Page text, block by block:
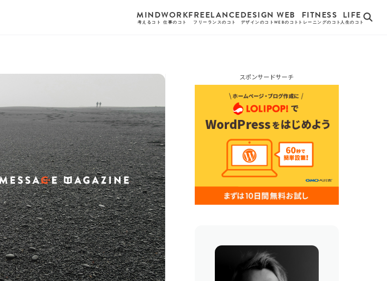
MIND
考えるコト
WORK
仕事のコト
FREELANCE
フリーランスのコト
DESIGN
デザインのコト
WEB
WEBのコト
FITNESS
トレーニングのコト
LIFE
人生のコト
スポンサードサーチ